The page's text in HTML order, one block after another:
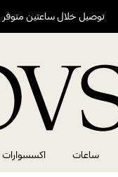
توصيل خلال ساعتين متوفر في
ساعات اكسسوارات